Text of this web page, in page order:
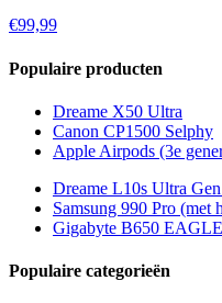
€99,99
Populaire producten
Dreame X50 Ultra
Canon CP1500 Selphy
Apple Airpods (3e
Dreame L10s Ultra
Samsung 990 Pro (met
Gigabyte B650
Populaire categorieën